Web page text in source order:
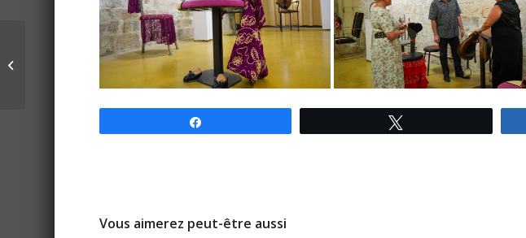
Vous aimerez peut-être aussi
Odaz, la nouvelle
marque de produits
responsable de